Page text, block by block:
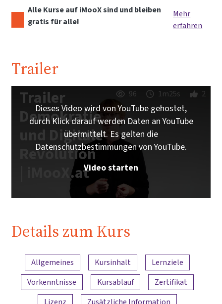
Alle Kurse auf iMooX sind und bleiben
gratis für alle!
Mehr
erfahren
Trailer
Trailer
Demokratie
und Digitale
Revolution
| iMooX.at
96 1m25s 2
Dieses Video wird von YouTube gehostet,
durch Klick darauf werden Daten an YouTube
übermittelt. Es gelten die
Datenschutzbestimmungen von YouTube.
Video starten
Details zum Kurs
Inhaltsübersicht
Allgemeines Kursinhalt
Lernziele
Vorkenntnisse
Kursablauf
Zertifikat